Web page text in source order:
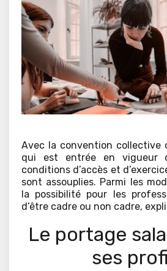
Avec la convention collective
qui est entrée en vigueur
conditions d’accès et
sont assouplies. Parmi les
la possibilité pour les
d’être cadre ou non cadre,
Le portage
ses